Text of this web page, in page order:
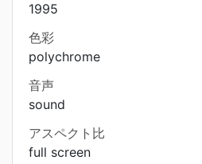
1995
色彩
polychrome
音声
sound
アスペクト比
full screen